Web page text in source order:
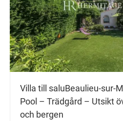
Villa till saluBeaulieu-sur-
Pool – Trädgård – Utsikt
och bergen